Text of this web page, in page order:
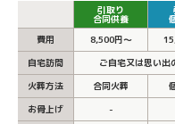
引取り
合同供養
費用
8,500円～
自宅訪問
ご自宅又は思い出
火葬方法
合同火葬
お骨上げ
-